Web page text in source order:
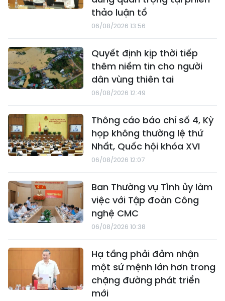
thảo luận tổ
06/08/2026 13:56
Quyết định kịp thời tiếp
thêm niềm tin cho người
dân vùng thiên tai
06/08/2026 12:49
Thông cáo báo chí số 4, Kỳ
họp không thường lệ thứ
Nhất, Quốc hội khóa XVI
06/08/2026 12:07
Ban Thường vụ Tỉnh ủy làm
việc với Tập đoàn Công
nghệ CMC
06/08/2026 10:38
Hạ tầng phải đảm nhận
một sứ mệnh lớn hơn trong
chặng đường phát triển
mới